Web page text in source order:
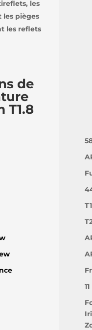
les
les pièges
les reflets
de
T1.8
11